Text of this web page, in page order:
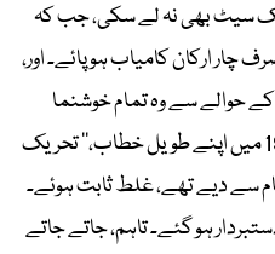
سیٹ بھی نہ لے سکی، جب کہ
ارکان کامیاب ہو پائے۔ اور،
حوالے سے وہ تمام خوشنما
دلائل، جو مودودی صاحب نے 1957 میں اپنے طویل خطاب،’’ تحریک
سے دیے تھے، غلط ثابت ہوئے۔
ہو گئے۔ تاہم، جاتے جاتے